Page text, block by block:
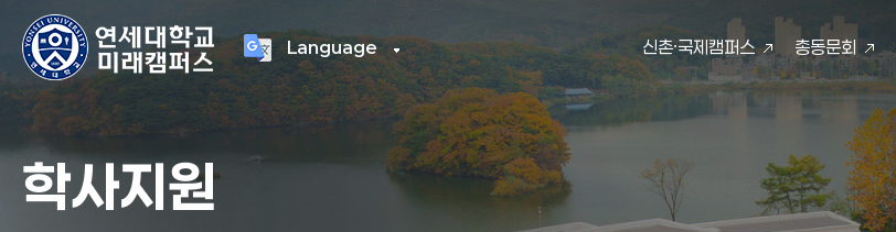
Language 신촌·국제캠퍼스 총동문회
연세대학교통합검색
학사지원